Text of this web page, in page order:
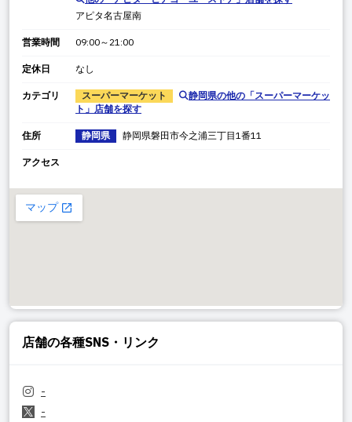
アピタ名古屋南
営業時間 09:00～21:00
定休日 なし
カテゴリ スーパーマーケット 静岡県の他の「スーパーマーケッ
ト 」店舗を探す
住所 静岡県 静岡県磐田市今之浦三丁目1番11
アクセス
店舗の各種SNS・リンク
-
-